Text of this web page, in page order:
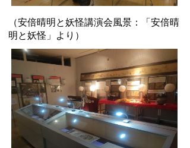
（安倍晴明と妖怪講演会風景：「安倍晴
明と妖怪」より）